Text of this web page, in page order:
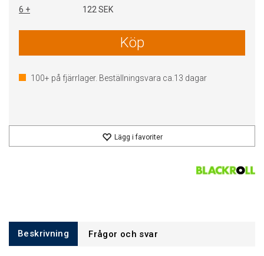
6 +
122 SEK
Köp
100+ på fjärrlager. Beställningsvara ca. 13 dagar
Lägg i favoriter
Beskrivning Frågor och svar